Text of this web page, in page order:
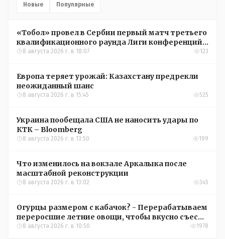
Новые Популярные
«Тобол» провел в Сербии первый матч третьего
квалификационного раунда Лиги конференций
УЕФА
8 августа 2026 г. в 18:07 123
Европа теряет урожай: Казахстану предрекли
неожиданный шанс
8 августа 2026 г. в 15:45 525
Украина пообещала США не наносить удары по
КТК – Bloomberg
8 августа 2026 г. в 13:50 199
Что изменилось на вокзале Аркалыка после
масштабной реконструкции
8 августа 2026 г. в 13:02 345
Огурцы размером с кабачок? - Перерабатываем
переросшие летние овощи, чтобы вкусно съесть
зимой
8 августа 2026 г. в 10:50 1978